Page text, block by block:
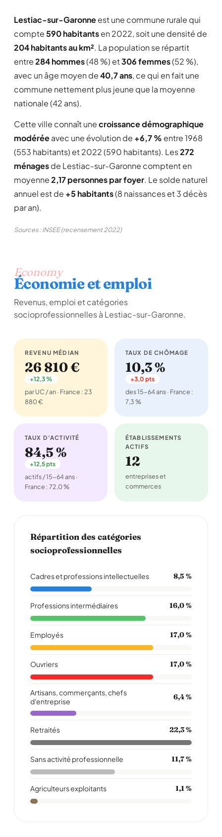
Lestiac-sur-Garonneest une commune rurale qui
compte590 habitantsen 2022, soit une densité de
204 habitants au km². La population se répartit
entre284 hommes(48 %) et306 femmes(52 %),
avec un âge moyen de40,7 ans, ce qui en fait une
commune nettement plus jeune que la moyenne
nationale (42 ans).
Cette ville connaît unecroissance démographique
modéréeavec une évolution de +6,7 % entre 1968
(553 habitants) et 2022 (590 habitants). Les272
ménagesde Lestiac-sur-Garonne comptent en
moyenne2,17 personnes par foyer. Le solde naturel
annuel est de +5 habitants(8 naissances et 3 décès
par an).
Sources : INSEE (recensement 2022)
Economy
Économie et emploi
Revenus, emploi et catégories
socioprofessionnelles à Lestiac-sur-Garonne.
REVENU MÉDIAN
26 810 €
+12,3 %
par UC / an · France : 23
880 €
TAUX DE CHÔMAGE
10,3 %
+3,0 pts
des 15-64 ans · France :
7,3 %
TAUX D'ACTIVITÉ
84,5 %
+12,5 pts
actifs / 15-64 ans ·
France : 72,0 %
ÉTABLISSEMENTS
ACTIFS
12
entreprises et
commerces
Répartition des catégories
socioprofessionnelles
Cadres et professions intellectuelles 8,5 %
Professions intermédiaires 16,0 %
Employés 17,0 %
Ouvriers 17,0 %
Artisans, commerçants, chefs
d'entreprise
6,4 %
Retraités 22,3 %
Sans activité professionnelle 11,7 %
Agriculteurs exploitants 1,1 %